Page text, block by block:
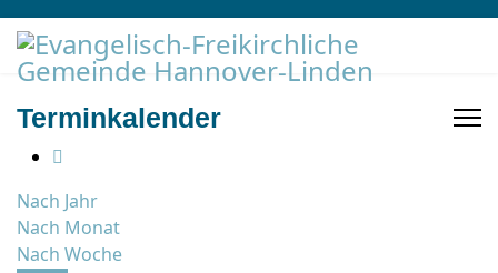
Terminkalender
Nach Jahr
Nach Monat
Nach Woche